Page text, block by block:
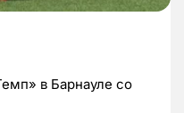
в Барнауле со